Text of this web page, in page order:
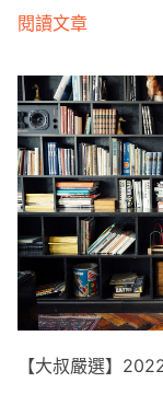
閱讀文章
【大叔嚴選】